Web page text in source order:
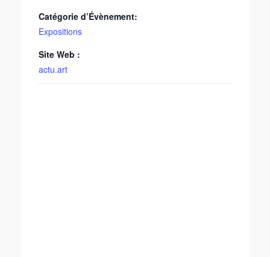
Catégorie d’Évènement:
Expositions
Site Web :
actu.art